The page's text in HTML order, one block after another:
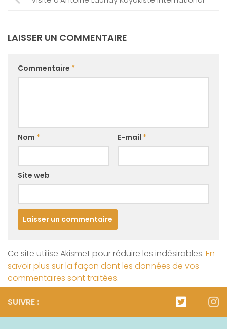
LAISSER UN COMMENTAIRE
Commentaire *
Nom * E-mail *
Site web
Ce site utilise Akismet pour réduire les indésirables. En
savoir plus sur la façon dont les données de vos
commentaires sont traitées.
SUIVRE :